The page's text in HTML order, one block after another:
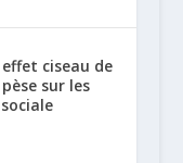
ciseau de
sur les